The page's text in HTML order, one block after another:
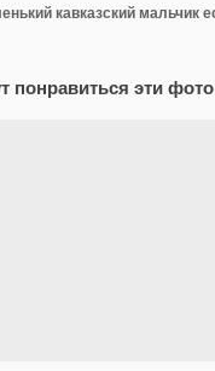
понравиться эти фото